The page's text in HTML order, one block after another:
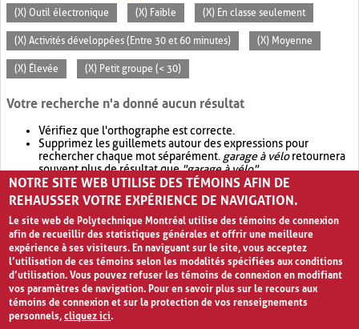
(X) Outil électronique (X) Faible (X) En classe seulement
(X) Activités développées (Entre 30 et 60 minutes) (X) Moyenne
(X) Élevée (X) Petit groupe (< 30)
Votre recherche n'a donné aucun résultat
Vérifiez que l'orthographe est correcte.
Supprimez les guillemets autour des expressions pour
rechercher chaque mot séparément. garage à véloretournera
souvent plus de résultat que"garage à vélo".
Envisagez d'élargir votre recherche avec OR.garage OR vélo
retournera souvent plus de résultat quegarage à vélo
NOTRE SITE WEB UTILISE DES TÉMOINS AFIN DE
REHAUSSER VOTRE EXPÉRIENCE DE NAVIGATION.
Le site web de Polytechnique Montréal utilise des témoins de connexion
afin de recueillir des statistiques générales et offrir une meilleure
expérience à ses visiteurs. En naviguant sur le site, vous acceptez
l’utilisation de ces témoins selon les modalités spécifiées aux conditions
d’utilisation. Vous pouvez refuser les témoins de connexion en modifiant
vos paramètres de navigation. Pour en savoir plus sur le recours aux
témoins de connexion et sur la protection de vos renseignements
personnels,cliquez ici.